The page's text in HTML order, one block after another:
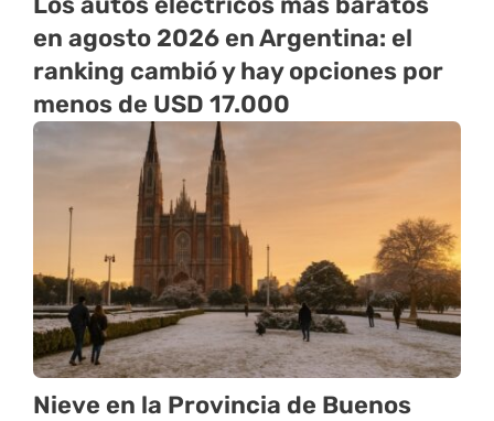
en agosto 2026 en Argentina: el
ranking cambió y hay opciones por
menos de USD 17.000
Nieve en la Provincia de Buenos